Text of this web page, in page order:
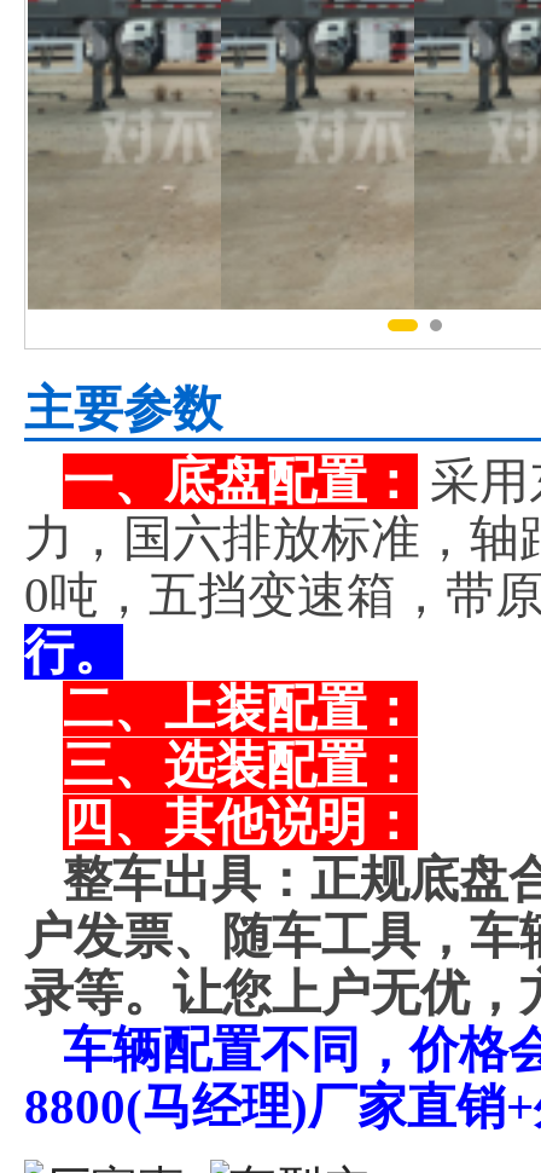
主要参数
一、底盘配置：
采
力，国六排放标准，轴
0吨，五挡变速箱，带
行。
二、上装配置：
三、选装配置：
四、其他说明：
整车出具：正规底盘
户发票、随车工具，
录等。让您上户无优，
车辆配置不同，价格
8800(马经理)厂家直销